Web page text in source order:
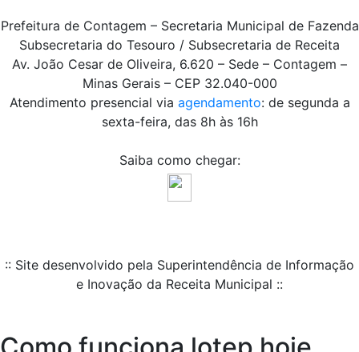
Prefeitura de Contagem – Secretaria Municipal de Fazenda
Subsecretaria do Tesouro / Subsecretaria de Receita
Av. João Cesar de Oliveira, 6.620 – Sede – Contagem –
Minas Gerais – CEP 32.040-000
Atendimento presencial via agendamento: de segunda a
sexta-feira, das 8h às 16h
Saiba como chegar:
:: Site desenvolvido pela Superintendência de Informação
e Inovação da Receita Municipal ::